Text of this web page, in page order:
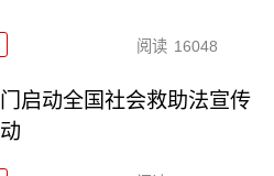
阅读 16048
启动全国社会救助法宣传